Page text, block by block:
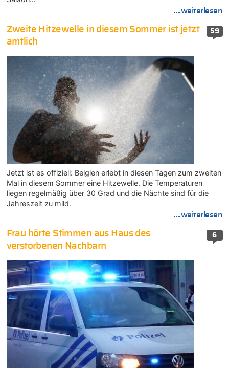
....weiterlesen
59
Zweite Hitzewelle in diesem Sommer ist jetzt
amtlich
Jetzt ist es offiziell: Belgien erlebt in diesen Tagen zum zweiten
Mal in diesem Sommer eine Hitzewelle. Die Temperaturen
liegen regelmäßig über 30 Grad und die Nächte sind für die
Jahreszeit zu mild.
....weiterlesen
6
Frau hörte Stimmen aus Haus des
verstorbenen Nachbarn